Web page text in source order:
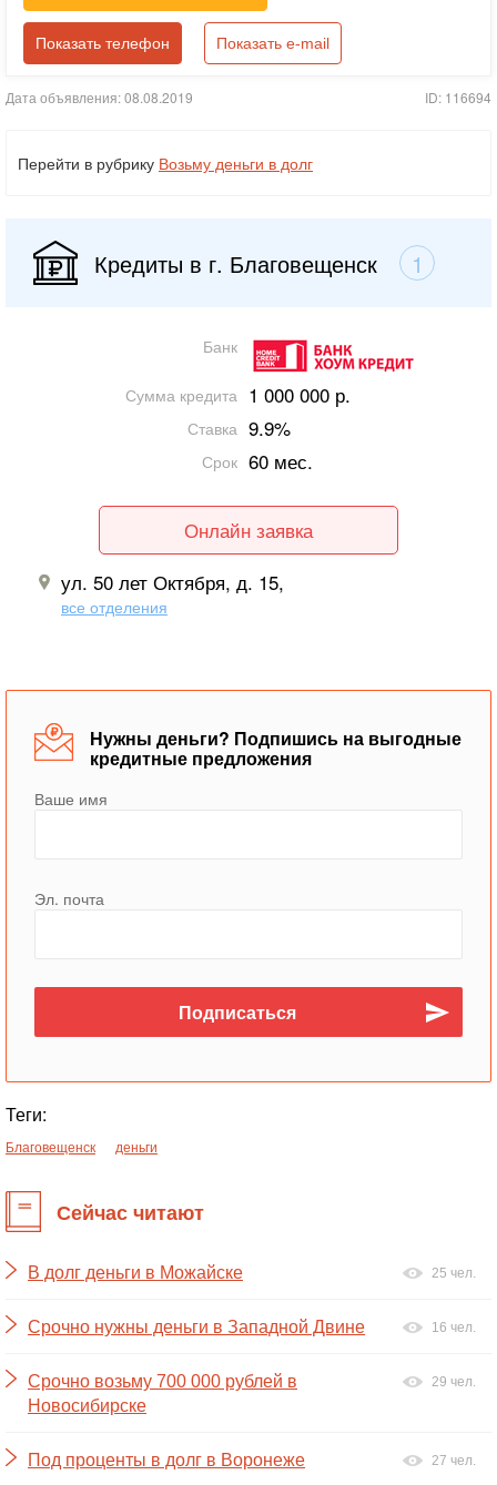
Показать телефон Показать e-mail
Дата объявления: 08.08.2019 ID: 116694
Перейти в рубрику Возьму деньги в долг
Кредиты в г. Благовещенск 1
Банк
Сумма кредита 1 000 000 р.
Ставка 9.9%
Срок 60 мес.
Онлайн заявка
ул. 50 лет Октября, д. 15,
все отделения
Нужны деньги? Подпишись на выгодные
кредитные предложения
Ваше имя
Эл. почта
Теги:
Благовещенск деньги
Сейчас читают
В долг деньги в Можайске 25 чел.
Срочно нужны деньги в Западной Двине 16 чел.
Срочно возьму 700 000 рублей в
Новосибирске
29 чел.
Под проценты в долг в Воронеже 27 чел.